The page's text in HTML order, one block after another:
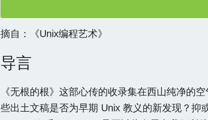
摘自：《Unix编程艺术》
导言
《无根的根》这部心传的收录集在西山纯净的
些出土文稿是否为早期 Unix 教义的新发现？抑